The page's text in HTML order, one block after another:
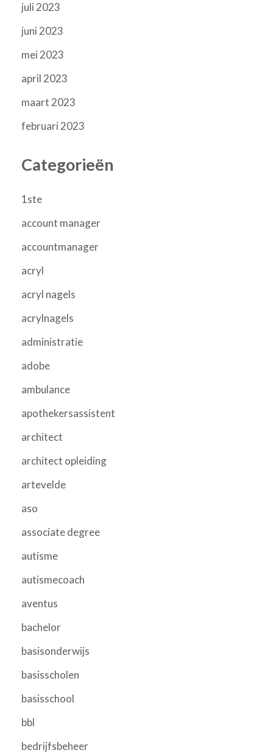
juli 2023
juni 2023
mei 2023
april 2023
maart 2023
februari 2023
Categorieën
1ste
account manager
accountmanager
acryl
acryl nagels
acrylnagels
administratie
adobe
ambulance
apothekersassistent
architect
architect opleiding
artevelde
aso
associate degree
autisme
autismecoach
aventus
bachelor
basisonderwijs
basisscholen
basisschool
bbl
bedrijfsbeheer